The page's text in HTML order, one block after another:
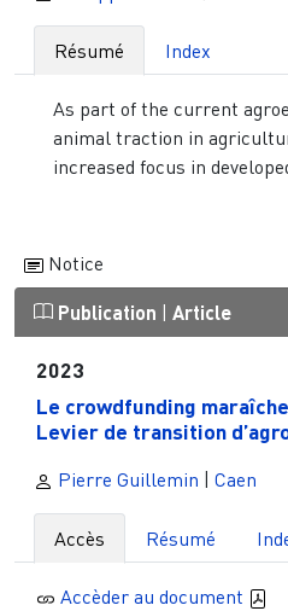
Résumé Index
As part of the current
animal traction in
increased focus in
Notice
Publication | Article
2023
Le crowdfunding
Levier de transition
Pierre Guillemin | Caen
Accès Résumé
Accèder au document